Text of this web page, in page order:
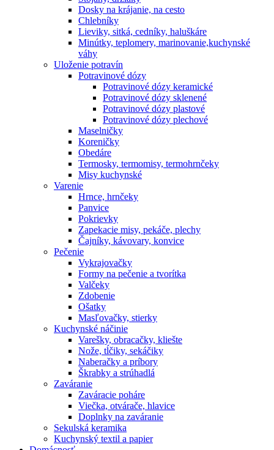
Dosky na krájanie, na cesto
Chlebníky
Lieviky, sitká, cedníky, haluškáre
Minútky, teplomery, marinovanie,kuchynské
váhy
Uloženie potravín
Potravinové dózy
Potravinové dózy keramické
Potravinové dózy sklenené
Potravinové dózy plastové
Potravinové dózy plechové
Maselničky
Koreničky
Obedáre
Termosky, termomisy, termohrnčeky
Misy kuchynské
Varenie
Hrnce, hrnčeky
Panvice
Pokrievky
Zapekacie misy, pekáče, plechy
Čajníky, kávovary, konvice
Pečenie
Vykrajovačky
Formy na pečenie a tvorítka
Valčeky
Zdobenie
Ošatky
Masľovačky, stierky
Kuchynské náčinie
Varešky, obracačky, kliešte
Nože, tĺčiky, sekáčiky
Naberačky a príbory
Škrabky a strúhadlá
Zaváranie
Zaváracie poháre
Viečka, otvárače, hlavice
Doplnky na zaváranie
Sekulská keramika
Kuchynský textil a papier